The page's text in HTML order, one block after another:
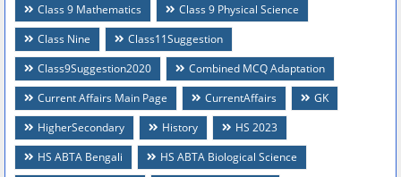
Class 9 Mathematics
Class 9 Physical Science
Class Nine
Class11Suggestion
Class9Suggestion2020
Combined MCQ Adaptation
Current Affairs Main Page
CurrentAffairs
GK
HigherSecondary
History
HS 2023
HS ABTA Bengali
HS ABTA Biological Science